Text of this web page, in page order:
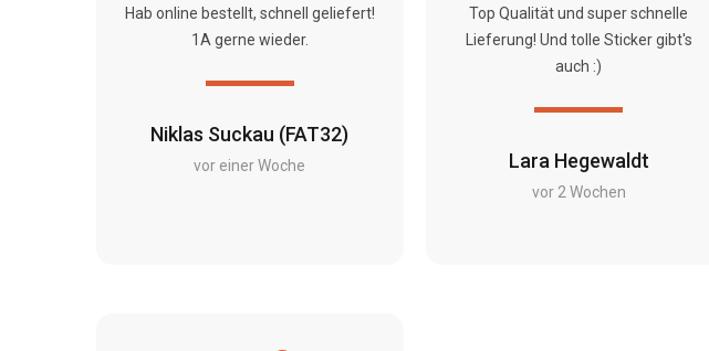
Niklas Suckau (FAT32)
vor einer Woche
Hab online bestellt, schnell geliefert!
1A gerne wieder.
Lara Hegewaldt
vor 2 Wochen
Top Qualität und super schnelle
Lieferung! Und tolle Sticker gibt's
auch :)